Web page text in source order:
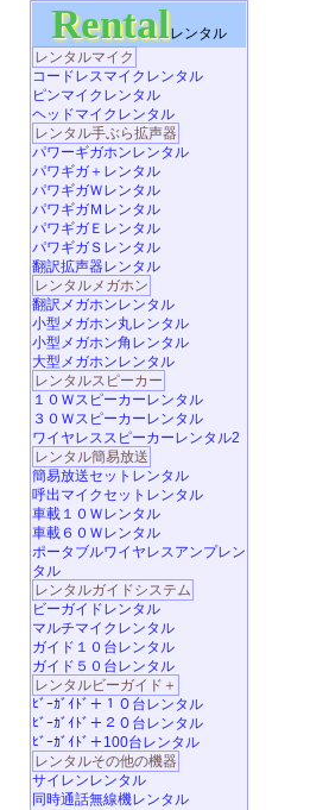
Rentalレンタル
レンタルマイク
コードレスマイクレンタル
ピンマイクレンタル
ヘッドマイクレンタル
レンタル手ぶら拡声器
パワーギガホンレンタル
パワギガ＋レンタル
パワギガＷレンタル
パワギガＭレンタル
パワギガＥレンタル
パワギガＳレンタル
翻訳拡声器レンタル
レンタルメガホン
翻訳メガホンレンタル
小型メガホン丸レンタル
小型メガホン角レンタル
大型メガホンレンタル
レンタルスピーカー
１０Ｗスピーカーレンタル
３０Ｗスピーカーレンタル
ワイヤレススピーカーレンタル2
レンタル簡易放送
簡易放送セットレンタル
呼出マイクセットレンタル
車載１０Ｗレンタル
車載６０Ｗレンタル
ポータブルワイヤレスアンプレン
タル
レンタルガイドシステム
ビーガイドレンタル
マルチマイクレンタル
ガイド１０台レンタル
ガイド５０台レンタル
レンタルビーガイド＋
ﾋﾞｰｶﾞｲﾄﾞ＋１０台レンタル
ﾋﾞｰｶﾞｲﾄﾞ＋２０台レンタル
ﾋﾞｰｶﾞｲﾄﾞ＋100台レンタル
レンタルその他の機器
サイレンレンタル
同時通話無線機レンタル